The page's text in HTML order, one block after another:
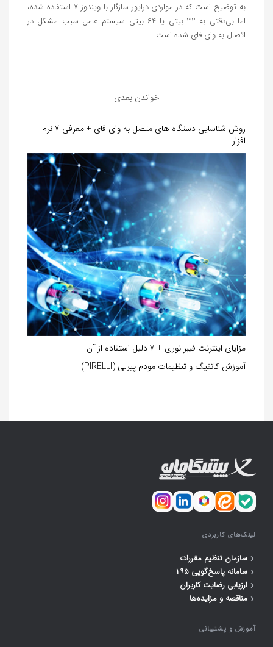
به توضیح است که در مواردی درایور سازگار با ویندوز 7 استفاده شده،
اما بی‌دقتی به 32 بیتی یا 64 بیتی سیستم عامل سبب مشکل در
اتصال به وای فای شده است.
خواندن بعدی
روش شناسایی دستگاه های متصل به وای فای + معرفی 7 نرم
افزار
مزایای اینترنت فیبر نوری + 7 دلیل استفاده از آن
آموزش کانفیگ و تنظیمات مودم پیرلی (PIRELLI)
لینک‌های کاربردی
‹ سازمان تنظیم مقررات
‹ سامانه پاسخ‌گویی ۱۹۵
‹ ارزیابی رضایت کاربران
‹ مناقصه و مزایده‌ها
آموزش و پشتیبانی